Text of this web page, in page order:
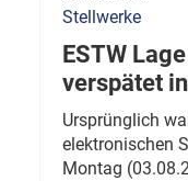
Stellwerke
ESTW
verspätet
Ursprünglich
elektronischen
Montag